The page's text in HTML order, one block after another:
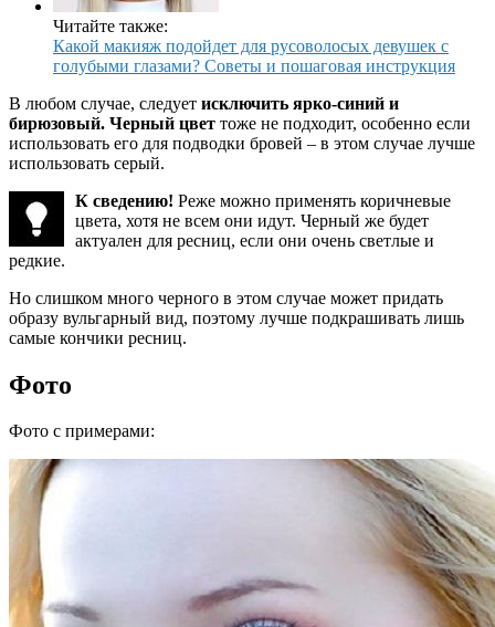
Читайте также:
Какой макияж подойдет для русоволосых девушек с
голубыми глазами? Советы и пошаговая инструкция
В любом случае, следует исключить ярко-синий и
бирюзовый. Черный цвет тоже не подходит, особенно если
использовать его для подводки бровей – в этом случае лучше
использовать серый.
К сведению! Реже можно применять коричневые
цвета, хотя не всем они идут. Черный же будет
актуален для ресниц, если они очень светлые и
редкие.
Но слишком много черного в этом случае может придать
образу вульгарный вид, поэтому лучше подкрашивать лишь
самые кончики ресниц.
Фото
Фото с примерами: